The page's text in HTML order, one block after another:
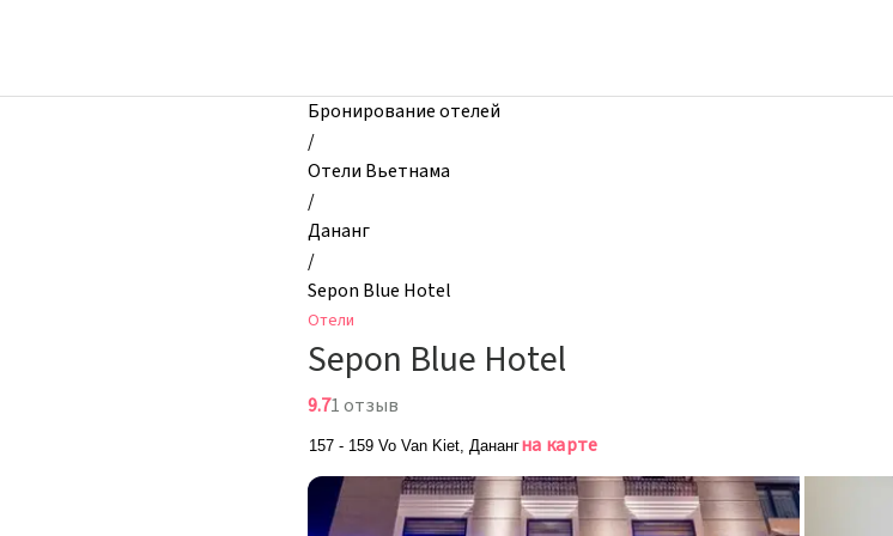
Sepon
Бронирование отелей
/
Отели Вьетнама
/
Дананг
/
Sepon Blue Hotel
Отели
Sepon Blue Hotel
9.71 отзыв
157 - 159 Vo Van Kiet, Данангна карте